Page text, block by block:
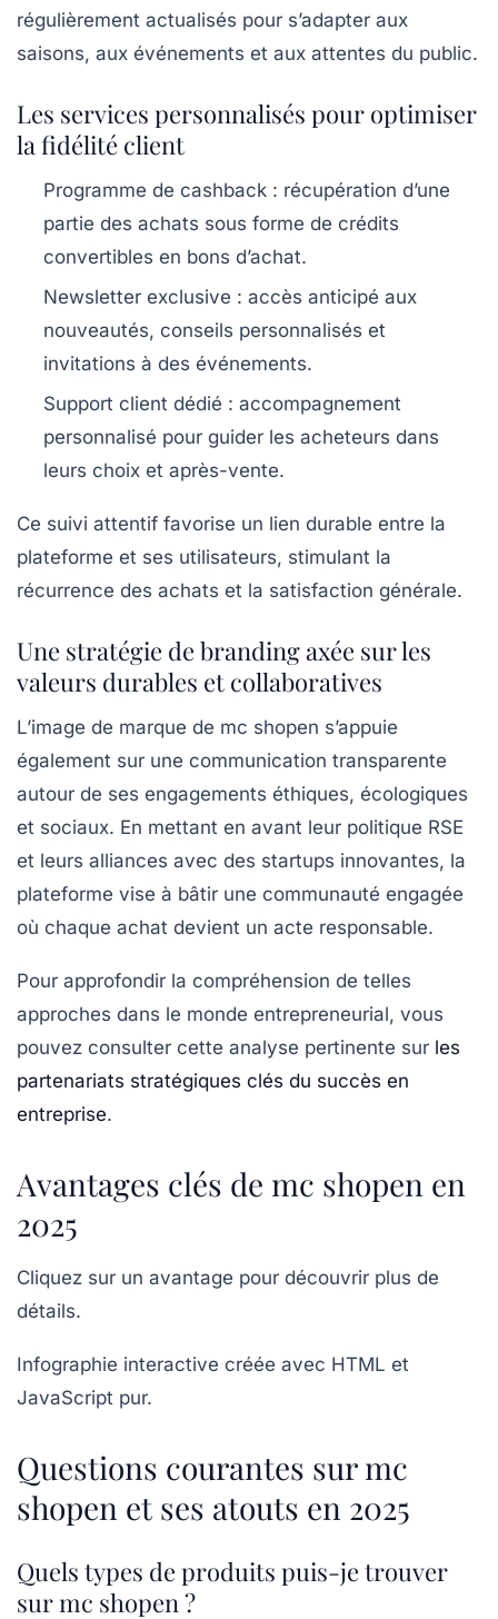
régulièrement actualisés pour s’adapter aux
saisons, aux événements et aux attentes du public.
Les services personnalisés pour optimiser
la fidélité client
Programme de cashback : récupération d’une
partie des achats sous forme de crédits
convertibles en bons d’achat.
Newsletter exclusive : accès anticipé aux
nouveautés, conseils personnalisés et
invitations à des événements.
Support client dédié : accompagnement
personnalisé pour guider les acheteurs dans
leurs choix et après-vente.
Ce suivi attentif favorise un lien durable entre la
plateforme et ses utilisateurs, stimulant la
récurrence des achats et la satisfaction générale.
Une stratégie de branding axée sur les
valeurs durables et collaboratives
L’image de marque de mc shopen s’appuie
également sur une communication transparente
autour de ses engagements éthiques, écologiques
et sociaux. En mettant en avant leur politique RSE
et leurs alliances avec des startups innovantes, la
plateforme vise à bâtir une communauté engagée
où chaque achat devient un acte responsable.
Pour approfondir la compréhension de telles
approches dans le monde entrepreneurial, vous
pouvez consulter cette analyse pertinente sur les
partenariats stratégiques clés du succès en
entreprise.
Avantages clés de mc shopen en
2025
Cliquez sur un avantage pour découvrir plus de
détails.
Infographie interactive créée avec HTML et
JavaScript pur.
Questions courantes sur mc
shopen et ses atouts en 2025
Quels types de produits puis-je trouver
sur mc shopen ?